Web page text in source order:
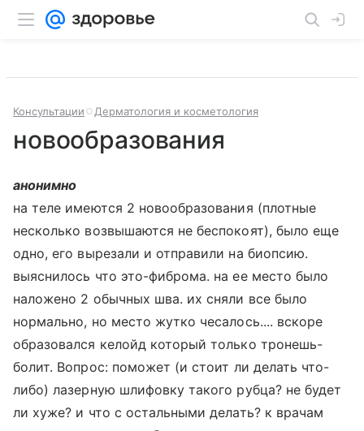
Консультации Дерматология и косметология
новообразования
анонимно
на теле имеются 2 новообразования (плотные
несколько возвышаются не беспокоят), было еще
одно, его вырезали и отправили на биопсию.
выяснилось что это-фиброма. на ее место было
наложено 2 обычных шва. их сняли все было
нормально, но место жутко чесалось.... вскоре
образовался келойд который только тронешь-
болит. Вопрос: поможет (и стоит ли делать что-
либо) лазерную шлифовку такого рубца? не будет
ли хуже? и что с остальными делать? к врачам